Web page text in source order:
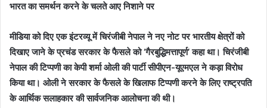
भारत का समर्थन करने के चलते आए निशाने पर
मीडिया को दिए एक इंटरव्यू में चिरंजीबी नेपाल ने नए नोट पर भारतीय क्षेत्रों को
दिखाए जाने के प्रचंड सरकार के फैसले को ‘गैरबुद्धिमत्तापूर्ण’ कहा था। चिरंजीबी
नेपाल की टिप्पणी का केपी शर्मा ओली की पार्टी सीपीएन-यूएमएल ने कड़ा विरोध
किया था। ओली ने सरकार के फैसले के खिलाफ टिप्पणी करने के लिए राष्ट्रपति
के आर्थिक सलाहकार की सार्वजनिक आलोचना की थी।